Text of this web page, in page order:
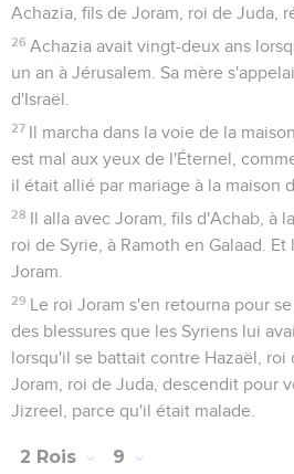
Achazia, fils de Joram, roi de Juda,
26 Achazia avait vingt-deux ans
un an à Jérusalem. Sa mère
d'Israël.
27 Il marcha dans la voie de la
est mal aux yeux de l'Éternel,
il était allié par mariage à la maison
28 Il alla avec Joram, fils d'Achab, à
roi de Syrie, à Ramoth en Galaad.
Joram.
29 Le roi Joram s'en retourna pour
des blessures que les Syriens lui
lorsqu'il se battait contre Hazaël, roi
Joram, roi de Juda, descendit pour
Jizreel, parce qu'il était malade.
2 Rois 9